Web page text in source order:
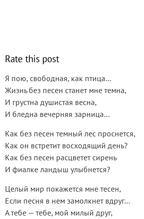
Rate this post
Я пою, свободная, как птица…
Жизнь без песен станет мне темна,
И грустна душистая весна,
И бледна вечерняя зарница…
Как без песен темный лес проснется,
Как он встретит восходящий день?
Как без песен расцветет сирень
И фиалке ландыш улыбнется?
Целый мир покажется мне тесен,
Если песня в нем замолкнет вдруг…
А тебе — тебе, мой милый друг,